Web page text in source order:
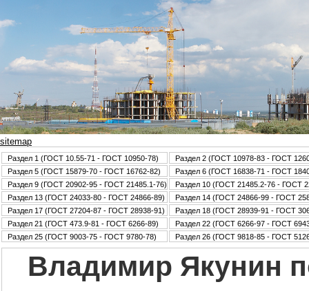
sitemap
Раздел 1 (ГОСТ 10.55-71 - ГОСТ 10950-78)
Раздел 2 (ГОСТ 10978-83 - ГОСТ
Раздел 5 (ГОСТ 15879-70 - ГОСТ 16762-82)
Раздел 6 (ГОСТ 16838-71 - ГОСТ
Раздел 9 (ГОСТ 20902-95 - ГОСТ 21485.1-76)
Раздел 10 (ГОСТ 21485.2-76 - ГОСТ
Раздел 13 (ГОСТ 24033-80 - ГОСТ 24866-89)
Раздел 14 (ГОСТ 24866-99 - ГОСТ
Раздел 17 (ГОСТ 27204-87 - ГОСТ 28938-91)
Раздел 18 (ГОСТ 28939-91 - ГОСТ
Раздел 21 (ГОСТ 473.9-81 - ГОСТ 6266-89)
Раздел 22 (ГОСТ 6266-97 - ГОСТ
Раздел 25 (ГОСТ 9003-75 - ГОСТ 9780-78)
Раздел 26 (ГОСТ 9818-85 - ГОСТ
Владимир Якунин